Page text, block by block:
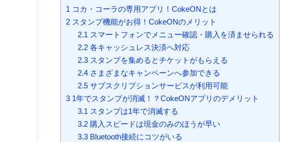
1 コカ・コーラの専用アプリ！CokeONとは
2 スタンプ機能がお得！CokeONのメリット
2.1 スマートフォンでメニュー確認・購入を済ませられる
2.2各キャッシュレス決済へ対応
2.3スタンプを集めるとチケットがもらえる
2.4さまざまなキャンペーンへ参加できる
2.5サブスクリプションサービスが利用可能
3 1年でスタンプが消滅！？CokeONアプリのデメリット
3.1 スタンプは1年で消滅する
3.2購入スピードは現金のみのほうが早い
3.3Bluetooth接続にコツがいる